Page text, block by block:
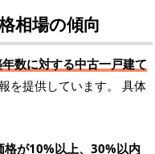
相場の傾向
数に対する中古一戸建て
を提供しています。 具体
格が10%以上、30%以内